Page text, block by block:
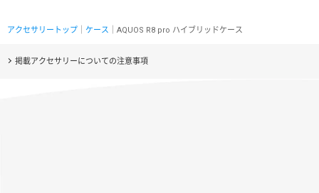
アクセサリートップ ケース ｜AQUOS R8 pro ハイブリッドケース
掲載アクセサリーについての注意事項